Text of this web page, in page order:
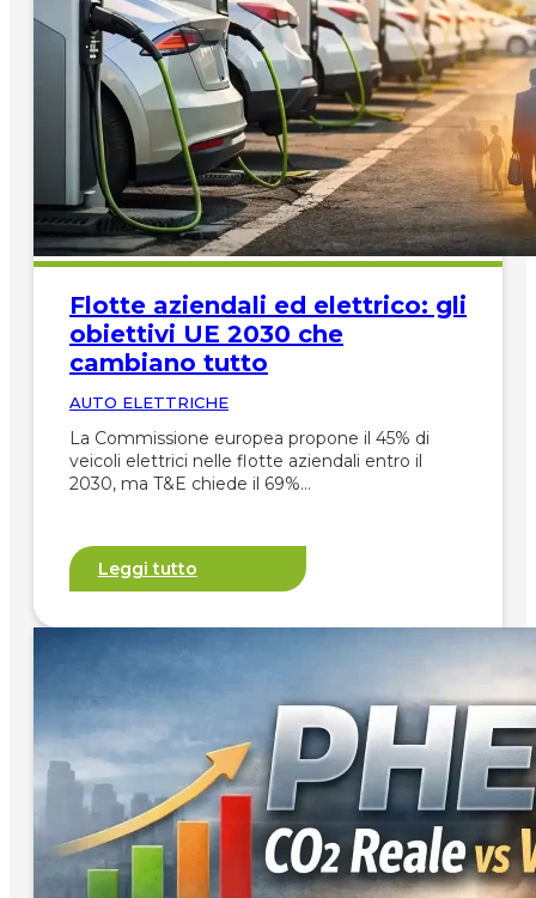
Flotte aziendali ed elettrico: gli
obiettivi UE 2030 che
cambiano tutto
AUTO ELETTRICHE
La Commissione europea propone il 45% di
veicoli elettrici nelle flotte aziendali entro il
2030, ma T&E chiede il 69%…
Leggi tutto